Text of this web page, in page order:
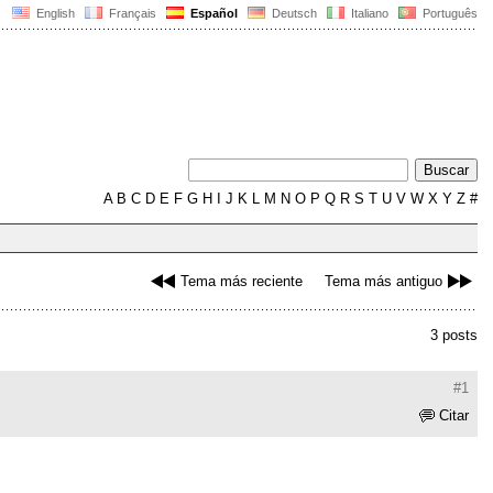
English Français Español Deutsch Italiano Português
AB C D E F G H J K L M N O P Q R S T U V W X Y Z #
Tema más reciente Tema más antiguo
3 posts
#1
Citar